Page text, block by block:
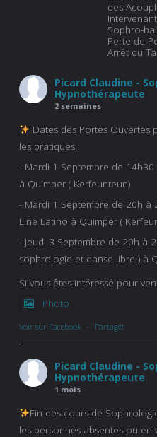
des
Sophro-
Perte de
Arrêt du
Picard Claudine -
Hypnothérapeute
2 semaines
Dates des Portes Ouvertes
les pratiques :
- Mardi 1 Septembre de
à Quimper ( Kerfeunteun)
- Mardi 1 Septembre de 20h à
Line Latino à Quimper (
- Jeudi 3 Septembre de 20h à
sophrologie et danse libre ) à
Si vous êtes intéressé pour
Photo
Voir sur Facebook · Partager
Picard Claudine -
Hypnothérapeute
1 mois
Fin des cours de
les personnes absentes ou en